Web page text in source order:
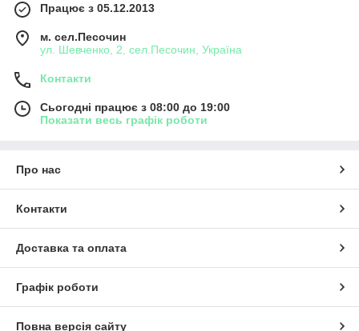
Працює з 05.12.2013
м. сел.Песочин
ул. Шевченко, 2, сел.Песочин, Україна
Контакти
Сьогодні працює з 08:00 до 19:00
Показати весь графік роботи
Про нас
Контакти
Доставка та оплата
Графік роботи
Повна версія сайту